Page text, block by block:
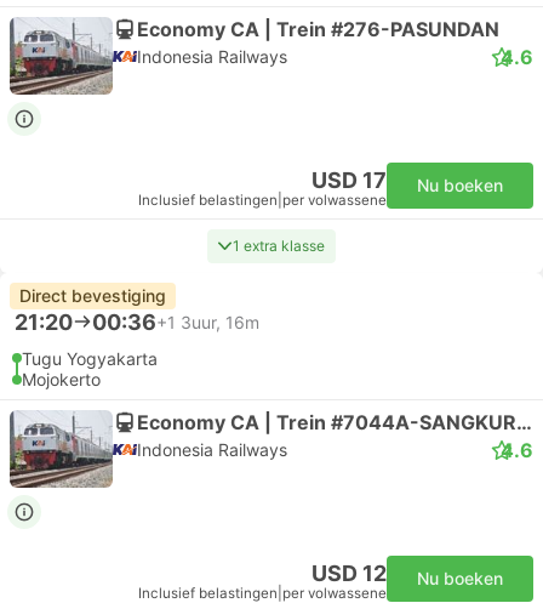
Economy CA | Trein #276-PASUNDAN
Indonesia Railways 4.6
USD 17
Inclusief belastingen per volwassene
Nu boeken
1 extra klasse
Direct bevestiging
21:20 00:36+1 3uur, 16m
Tugu Yogyakarta
Mojokerto
Economy CA | Trein #7044A-SANGKURIANG
Indonesia Railways 4.6
USD 12
Inclusief belastingen per volwassene
Nu boeken